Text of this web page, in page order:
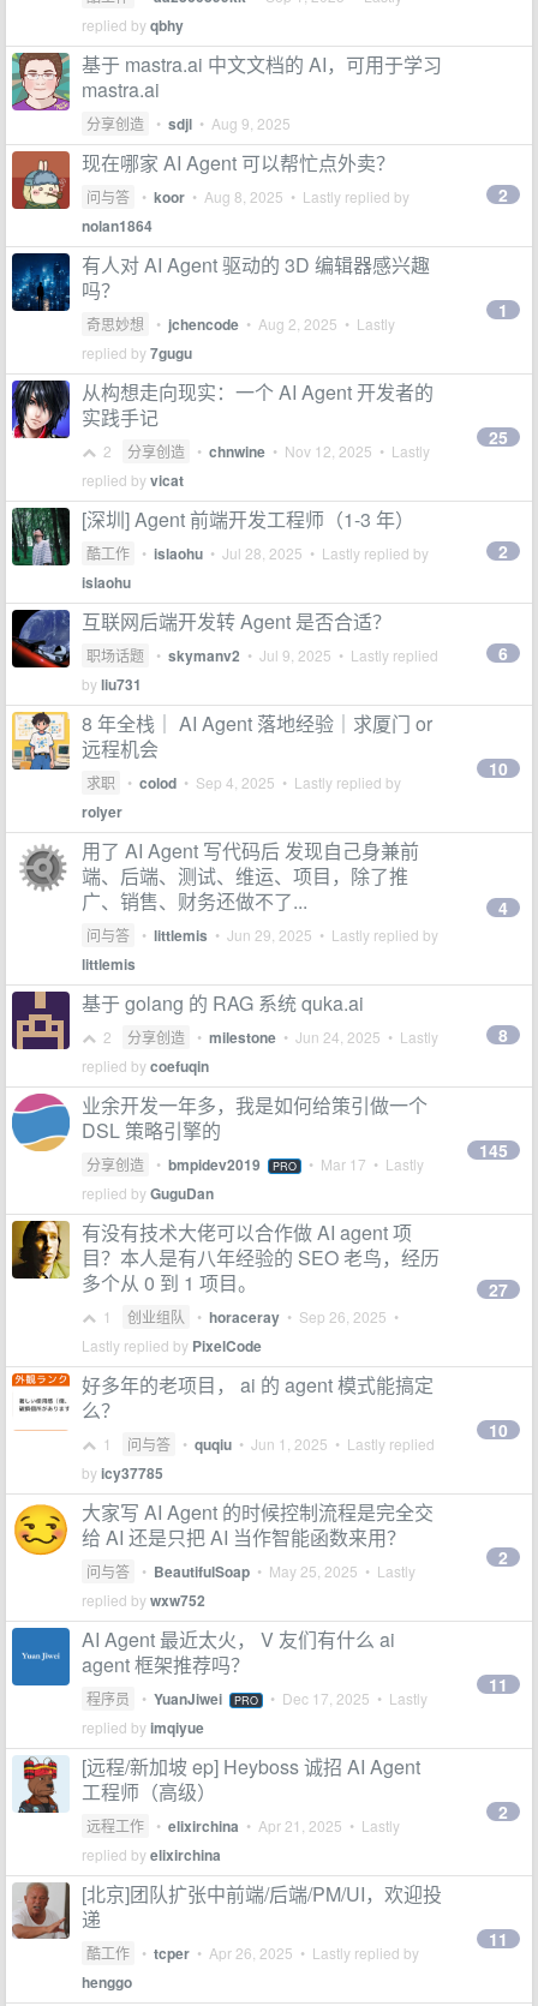
replied byqbhy
基于 mastra.ai 中文文档的 AI，可用于学习
mastra.ai
分享创造 • sdjl • Aug 9, 2025
现在哪家 AI Agent 可以帮忙点外卖？
问与答 • koor • Aug 8, 2025 • Lastly replied by
nolan1864
2
有人对 AI Agent 驱动的 3D 编辑器感兴趣
吗？
奇思妙想 • jchencode • Aug 2, 2025 • Lastly
replied by7gugu
1
从构想走向现实：一个 AI Agent 开发者的
实践手记
2 分享创造 • chnwine • Nov 12, 2025 • Lastly
replied byvicat
25
[深圳] Agent 前端开发工程师（1-3 年）
酷工作 • islaohu • Jul 28, 2025 • Lastly replied by
islaohu
2
互联网后端开发转 Agent 是否合适？
职场话题 • skymanv2 • Jul 9, 2025 • Lastly replied
byliu731
6
8 年全栈｜ AI Agent 落地经验｜求厦门 or
远程机会
求职 • colod • Sep 4, 2025 • Lastly replied by
rolyer
10
用了 AI Agent 写代码后 发现自己身兼前
端、后端、测试、维运、项目，除了推
广、销售、财务还做不了...
问与答 • littlemis • Jun 29, 2025 • Lastly replied by
littlemis
4
基于 golang 的 RAG 系统 quka.ai
2 分享创造 • milestone • Jun 24, 2025 • Lastly
replied bycoefuqin
8
业余开发一年多，我是如何给策引做一个
DSL 策略引擎的
分享创造 • bmpidev2019 PRO • Mar 17 • Lastly
replied byGuguDan
145
有没有技术大佬可以合作做 AI agent 项
目？本人是有八年经验的 SEO 老鸟，经历
多个从 0 到 1 项目。
1 创业组队 • horaceray • Sep 26, 2025 •
Lastly replied by PixelCode
27
好多年的老项目， ai 的 agent 模式能搞定
么？
1 问与答 • quqiu • Jun 1, 2025 • Lastly replied
byicy37785
10
大家写 AI Agent 的时候控制流程是完全交
给 AI 还是只把 AI 当作智能函数来用？
问与答 • BeautifulSoap • May 25, 2025 • Lastly
replied bywxw752
2
AI Agent 最近太火， V 友们有什么 ai
agent 框架推荐吗？
程序员 • YuanJiwei PRO • Dec 17, 2025 • Lastly
replied byimqiyue
11
[远程/新加坡 ep] Heyboss 诚招 AI Agent
工程师（高级）
远程工作 • elixirchina • Apr 21, 2025 • Lastly
replied byelixirchina
2
[北京]团队扩张中前端/后端/PM/UI，欢迎投
递
酷工作 • tcper • Apr 26, 2025 • Lastly replied by
henggo
11